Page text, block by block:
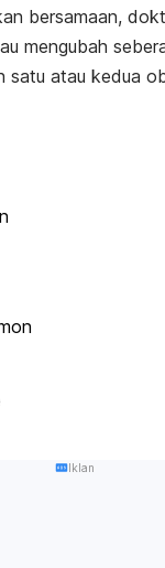
bersamaan,
mengubah
satu atau kedua
Iklan